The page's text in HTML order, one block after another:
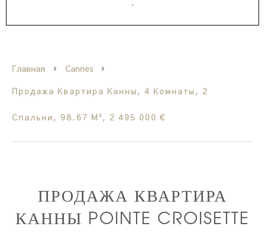
·
Главная Cannes
Продажа Квартира Канны, 4 Комнаты, 2
Спальни, 98.67 М², 2 495 000 €
ПРОДАЖА КВАРТИРА
КАННЫ POINTE CROISETTE